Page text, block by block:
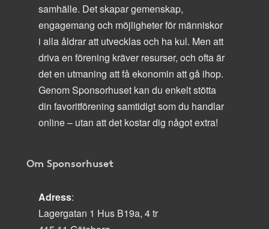
samhälle. Det skapar gemenskap,
engagemang och möjligheter för människor
i alla åldrar att utvecklas och ha kul. Men att
driva en förening kräver resurser, och ofta är
det en utmaning att få ekonomin att gå ihop.
Genom Sponsorhuset kan du enkelt stötta
din favoritförening samtidigt som du handlar
online – utan att det kostar dig något extra!
Om Sponsorhuset
Adress:
Lagergatan 1 Hus B19a, 4 tr